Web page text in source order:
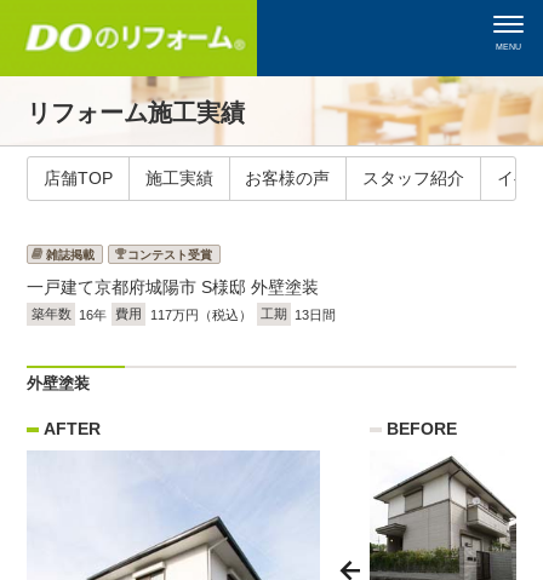
MENU
リフォーム施工実績
店舗TOP 施工実績 お客様の声 スタッフ紹介 イベ
雑誌掲載 コンテスト受賞
一戸建て京都府城陽市 S様邸 外壁塗装
築年数 16年 費用 117万円（税込） 工期 13日間
外壁塗装
BEFORE
AFTER